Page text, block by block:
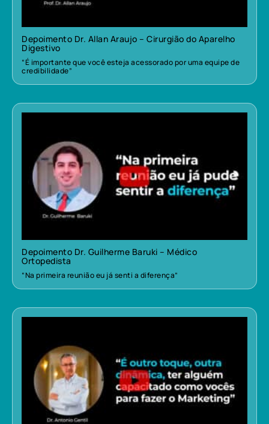
Depoimento Dr. Allan Araujo – Cirurgião do Aparelho
Digestivo
“É importante que você esteja acessorado por uma equipe de
credibilidade”
Depoimento Dr. Guilherme Baruki – Médico
Ortopedista
“Na primeira reunião eu já senti a diferença”